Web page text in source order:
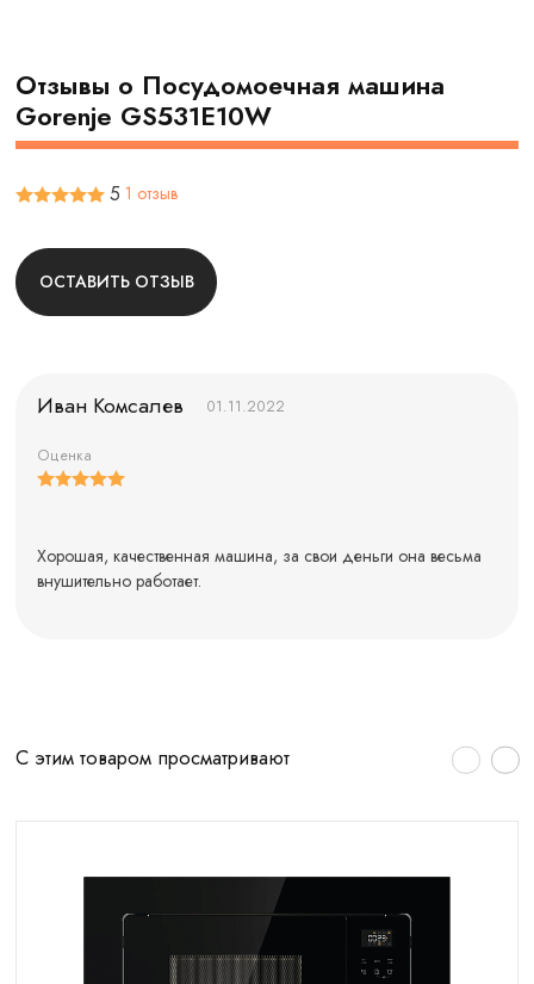
Отзывы о Посудомоечная машина
Gorenje GS531E10W
5 1 отзыв
ОСТАВИТЬ ОТЗЫВ
Иван Комсалев 01.11.2022
Оценка
Хорошая, качественная машина, за свои деньги она весьма
внушительно работает.
С этим товаром просматривают